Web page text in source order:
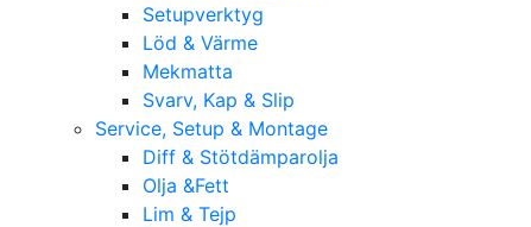
Setupverktyg
Löd & Värme
Mekmatta
Svarv, Kap & Slip
Service, Setup & Montage
Diff & Stötdämparolja
Olja &Fett
Lim & Tejp